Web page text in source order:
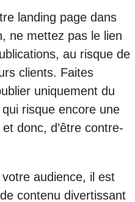
landing page dans
ne mettez pas le lien
au risque de
clients. Faites
uniquement du
risque encore une
donc, d’être contre-
audience, il est
contenu divertissant